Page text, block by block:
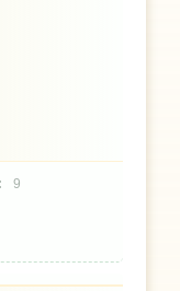
9